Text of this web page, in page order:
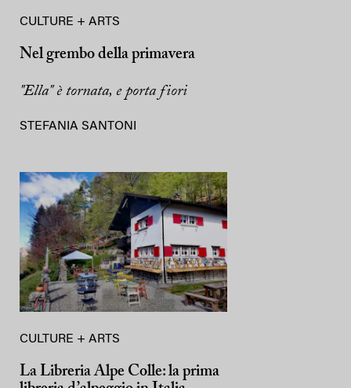
CULTURE + ARTS
Nel grembo della primavera
"Ella" è tornata, e porta fiori
STEFANIA SANTONI
CULTURE + ARTS
La Libreria Alpe Colle: la prima